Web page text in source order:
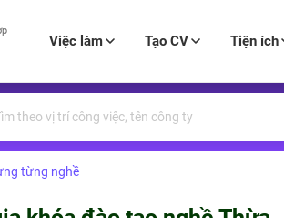
Việc làm Tạo CV Tiện ích
từng nghề